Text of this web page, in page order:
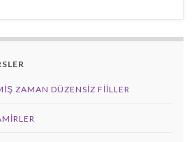
ZAMAN DÜZENSIZ FIILLER